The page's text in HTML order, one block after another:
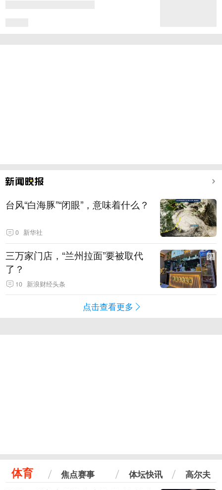
台风“白海豚”“闭眼”，意味着什么？
0 新华社
三万家门店，“兰州拉面”要被取代
了？
10 新浪财经头条
点击查看更多
体育 焦点赛事 体坛快讯 高尔夫